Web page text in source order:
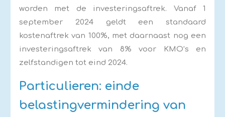
worden met de investeringsaftrek. Vanaf 1
september 2024 geldt een standaard
kostenaftrek van 100%, met daarnaast nog een
investeringsaftrek van 8% voor KMO’s en
zelfstandigen tot eind 2024.
Particulieren: einde
belastingvermindering van